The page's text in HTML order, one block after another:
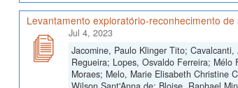
Levantamento exploratório-reconhecimento
Jul 4, 2023
Jacomine, Paulo Klinger Tito;
Regueira; Lopes, Osvaldo Ferreira;
Moraes; Melo, Marie Elisabeth Christine